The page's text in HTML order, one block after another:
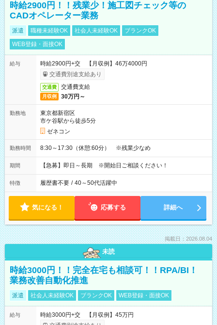
時給2900円！！残業少！施工図チェック等の
CADオペレーター業務
派遣 職種未経験OK 社会人未経験OK
ブランクOK
WEB登録・面接OK
給与
時給2900円+交 【月収例】46万4000円
交通費別途支給あり
交通費 交通費支給
月収例 30万円～
勤務地
東京都新宿区
市ケ谷駅から徒歩5分
ゼネコン
勤務時間 8:30～17:30（休憩:60分） ※残業少なめ
期間 【急募】即日～長期 ※開始日ご相談ください！
特徴 履歴書不要 / 40～50代活躍中
気になる！ 応募する 詳細へ
掲載日：2026.08.04
未読
時給3000円！！完全在宅も相談可！！RPA/BI！
業務改善自動化推進
派遣 社会人未経験OK ブランクOK WEB登録・面接OK
給与
時給3000円+交 【月収例】45万円